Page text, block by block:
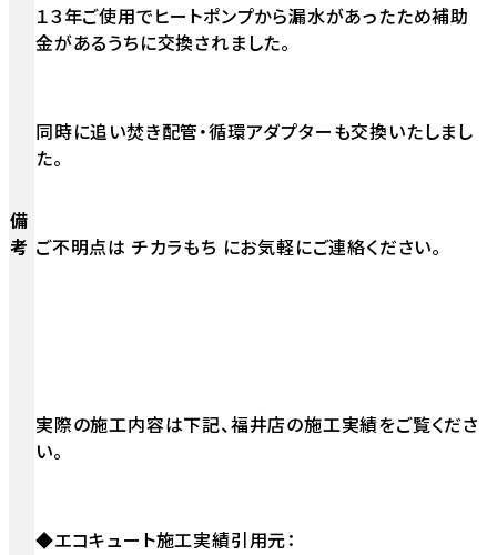
備
考
１３年ご使用でヒートポンプから漏水があったため補助
金があるうちに交換されました。
同時に追い焚き配管・循環アダプターも交換いたしまし
た。
ご不明点は チカラもち にお気軽にご連絡ください。
実際の施工内容は下記、福井店の施工実績をご覧くださ
い。
◆エコキュート施工実績引用元：